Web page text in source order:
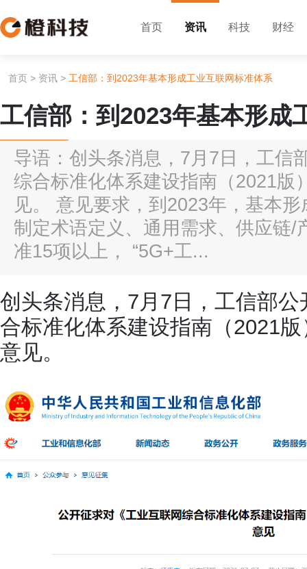
首页 资讯 科技 财经
首页 > 资讯 > 工信部：到2023年基本形成工业互联网标准体系
工信部：到2023年基本形成
导语：创头条消息，7月7日，工信
综合标准化体系建设指南（2021版
见。 意见要求，到2023年，基本
制定术语定义、通用需求、供应链/
准15项以上， “5G+工...
创头条消息，7月7日，工信部
合标准化体系建设指南（2021
意见。